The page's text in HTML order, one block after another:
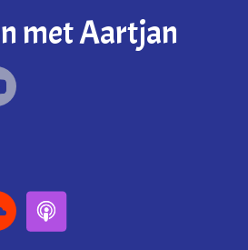
met Aartjan